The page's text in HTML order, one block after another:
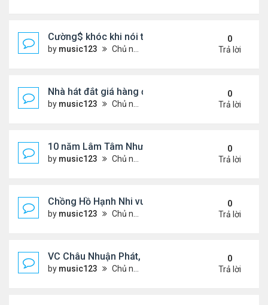
Cường$ khóc khi nói thật về hôn nhân
by music123 Chủ nhật Tháng 8 02, 2026 6:28 pm
0
Trả lời
Nhà hát đắt giá hàng đầu tg ở VN
by music123 Chủ nhật Tháng 8 02, 2026 6:20 pm
0
Trả lời
10 năm Lâm Tâm Như - Hoắc Kiến Hoa
by music123 Chủ nhật Tháng 8 02, 2026 6:11 pm
0
Trả lời
Chồng Hồ Hạnh Nhi vui vẻ ôm người cũ của vợ
by music123 Chủ nhật Tháng 8 02, 2026 6:05 pm
0
Trả lời
VC Châu Nhuận Phát, Lưu Gia Linh viếng vợ cũ ..
by music123 Chủ nhật Tháng 8 02, 2026 6:00 pm
0
Trả lời